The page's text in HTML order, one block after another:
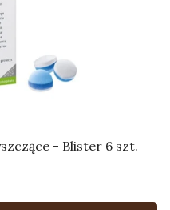
- Blister 6 szt.